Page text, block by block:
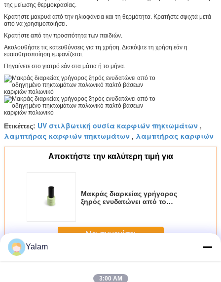
της μείωσης θερμοκρασίας.
Κρατήστε μακρυά από την ηλιοφάνεια και τη θερμότητα. Κρατήστε σφιχτά μετά
από να χρησιμοποιήσει.
Κρατήστε από την προσιτότητα των παιδιών.
Ακολουθήστε τις κατευθύνσεις για τη χρήση. Διακόψτε τη χρήση εάν η
ευαισθητοποίηση εμφανίζεται.
Πηγαίνετε στο γιατρό εάν στα μάτια ή το μήνα.
Ετικέττες: UV στιλβωτική ουσία καρφιών πηκτωμάτων ,
λαμπτήρας καρφιών πηκτωμάτων , λαμπτήρας καρφιών
Αποκτήστε την καλύτερη τιμή για
Μακράς διαρκείας γρήγορος
ξηρός ενυδατώνει από το
καρφιών πολωνικό
Να συνεχίσει
ΠερισσότεροιUV πήκτωμα καρφιών
Yalam
3:00 AM